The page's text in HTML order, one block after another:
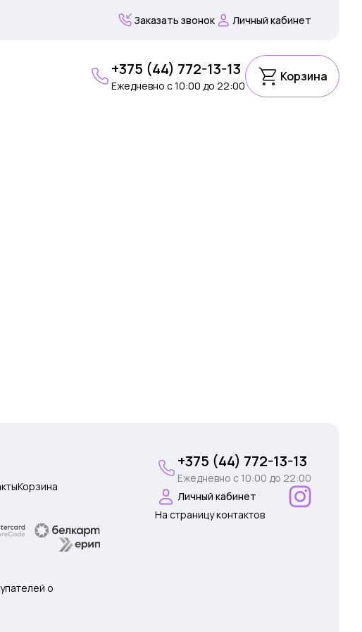
Заказать звонок Личный кабинет
+375 (44) 772-13-13
Ежедневно c 10:00 до 22:00
Корзина
Корзина
о
+375 (44) 772-13-13
Ежедневно c 10:00 до 22:00
Личный кабинет
На страницу контактов